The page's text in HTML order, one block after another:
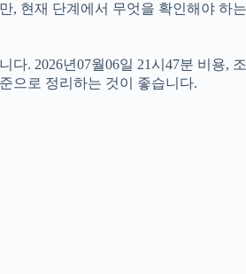
, 현재 단계에서 무엇을 확인해야 하
. 2026년07월06일 21시47분 비용,
으로 정리하는 것이 좋습니다.